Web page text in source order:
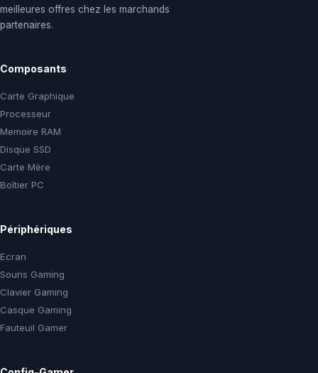
meilleures offres chez les marchands
partenaires.
Composants
Carte Graphique
Processeur
Memoire RAM
Disque SSD
Carte Mère
Boîtier PC
Périphériques
Ecran
Souris Gaming
Clavier Gaming
Casque Gaming
Fauteuil Gamer